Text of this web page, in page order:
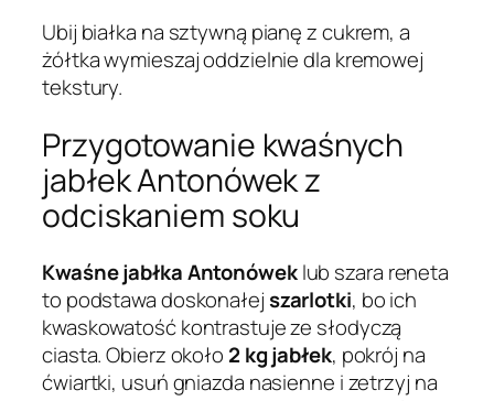
Ubij białka na sztywną pianę z cukrem, a
żółtka wymieszaj oddzielnie dla kremowej
tekstury.
Przygotowanie kwaśnych
jabłek Antonówek z
odciskaniem soku
Kwaśne jabłka Antonóweklub szara reneta
to podstawa doskonałejszarlotki, bo ich
kwaskowatość kontrastuje ze słodyczą
ciasta. Obierz około 2 kg jabłek, pokrój na
ćwiartki, usuń gniazda nasienne i zetrzyj na